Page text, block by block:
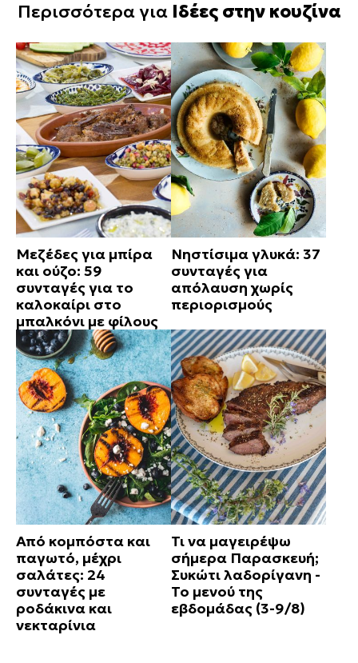
Περισσότερα για Ιδέες στην κουζίνα
Μεζέδες για μπίρα
και ούζο: 59
συνταγές για το
καλοκαίρι στο
μπαλκόνι με φίλους
Νηστίσιμα γλυκά: 37
συνταγές για
απόλαυση χωρίς
περιορισμούς
Από κομπόστα και
παγωτό, μέχρι
σαλάτες: 24
συνταγές με
ροδάκινα και
νεκταρίνια
Τι να μαγειρέψω
σήμερα Παρασκευή;
Συκώτι λαδορίγανη -
Το μενού της
εβδομάδας (3-9/8)